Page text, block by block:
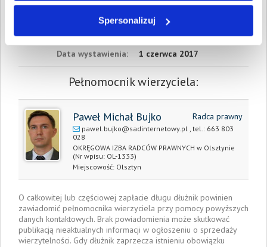
Spersonalizuj
Prawomocny nakaz
zapłaty/
wyrok sądu
Tak
Data wystawienia: 1 czerwca 2017
Pełnomocnik wierzyciela:
Paweł Michał Bujko Radca prawny
pawel.bujko@sadinternetowy.pl , tel.: 663 803
028
OKRĘGOWA IZBA RADCÓW PRAWNYCH w Olsztynie
(Nr wpisu: OL-1333)
Miejscowość: Olsztyn
O całkowitej lub częściowej zapłacie długu dłużnik powinien
zawiadomić pełnomocnika wierzyciela przy pomocy powyższych
danych kontaktowych. Brak powiadomienia może skutkować
publikacją nieaktualnych informacji w ogłoszeniu o sprzedaży
wierzytelności. Gdy dłużnik zaprzecza istnieniu obowiązku